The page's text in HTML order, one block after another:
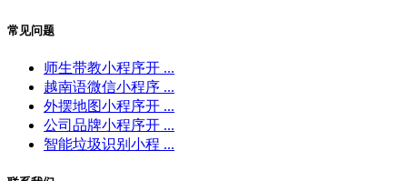
常见问题
师生带教小程序开 ...
越南语微信小程序 ...
外摆地图小程序开 ...
公司品牌小程序开 ...
智能垃圾识别小程 ...